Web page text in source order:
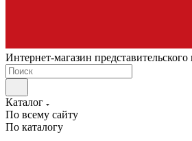
Интернет-магазин представительского
Каталог
По всему сайту
По каталогу